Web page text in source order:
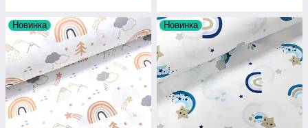
Новинка Новинка